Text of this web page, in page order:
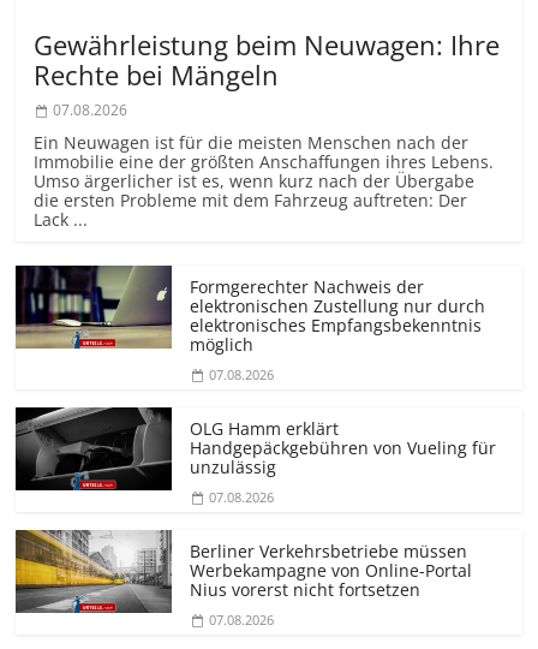
Gewährleistung beim Neuwagen: Ihre
Rechte bei Mängeln
07.08.2026
Ein Neuwagen ist für die meisten Menschen nach der
Immobilie eine der größten Anschaffungen ihres Lebens.
Umso ärgerlicher ist es, wenn kurz nach der Übergabe
die ersten Probleme mit dem Fahrzeug auftreten: Der
Lack ...
Formgerechter Nachweis der
elektronischen Zustellung nur durch
elektronisches Empfangsbekenntnis
möglich
07.08.2026
OLG Hamm erklärt
Handgepäckgebühren von Vueling für
unzulässig
07.08.2026
Berliner Verkehrsbetriebe müssen
Werbekampagne von Online-Portal
Nius vorerst nicht fortsetzen
07.08.2026